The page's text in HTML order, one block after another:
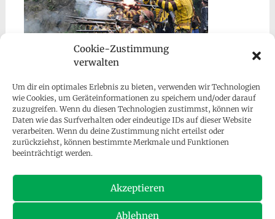
Cookie-Zustimmung
verwalten
Um dir ein optimales Erlebnis zu bieten, verwenden wir Technologien
wie Cookies, um Geräteinformationen zu speichern und/oder darauf
zuzugreifen. Wenn du diesen Technologien zustimmst, können wir
Daten wie das Surfverhalten oder eindeutige IDs auf dieser Website
verarbeiten. Wenn du deine Zustimmung nicht erteilst oder
zurückziehst, können bestimmte Merkmale und Funktionen
beeinträchtigt werden.
Akzeptieren
Ablehnen